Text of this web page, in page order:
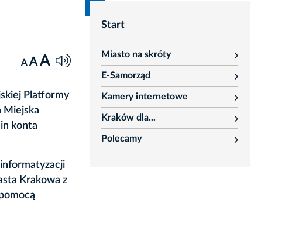
A A A
Platformy
Miejska
konta
Krakowa z
Start
Miasto na skróty
rozwiń
E-Samorząd
rozwiń
Kamery internetowe
rozwiń
Kraków dla...
rozwiń
Polecamy
rozwiń